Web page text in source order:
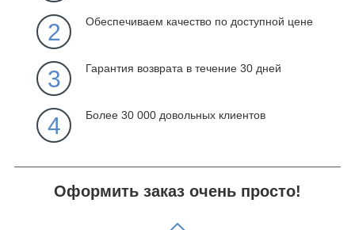
2 Обеспечиваем качество по доступной цене
3 Гарантия возврата в течение 30 дней
4 Более 30 000 довольных клиентов
Оформить заказ очень просто!